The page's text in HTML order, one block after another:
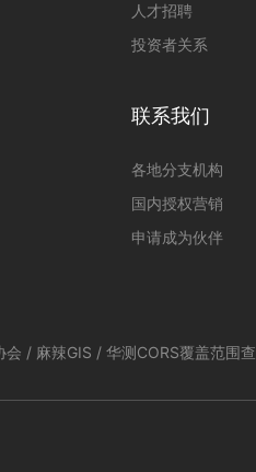
人才招聘
投资者关系
联系我们
各地分支机构
国内授权营销
申请成为伙伴
会 / 麻辣GIS / 华测CORS覆盖范围